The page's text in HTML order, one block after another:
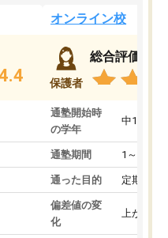
オンライン校
保護者
総合評価
通塾開始時
の学年
中1
通塾期間 1～3ヵ月
通った目的 定期テス
偏差値の変
化
上がった